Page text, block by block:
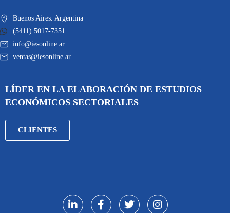
Buenos Aires. Argentina
(5411) 5017-7351
info@iesonline.ar
ventas@iesonline.ar
LÍDER EN LA ELABORACIÓN DE ESTUDIOS
ECONÓMICOS SECTORIALES
CLIENTES